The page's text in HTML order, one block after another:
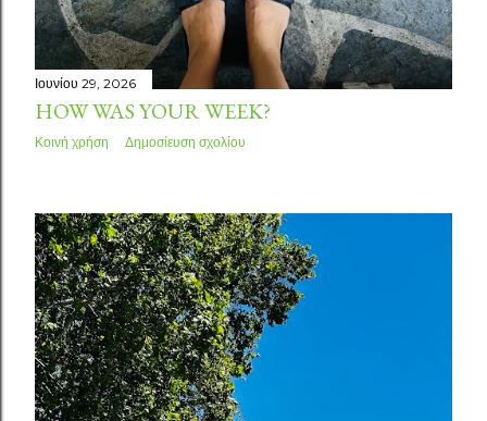
Ιουνίου 29, 2026
HOW WAS YOUR WEEK?
Κοινή χρήση Δημοσίευση σχολίου